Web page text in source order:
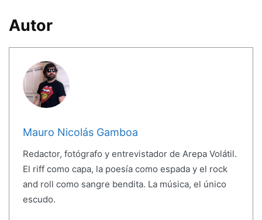
Autor
Mauro Nicolás Gamboa
Redactor, fotógrafo y entrevistador de Arepa Volátil.
El riff como capa, la poesía como espada y el rock
and roll como sangre bendita. La música, el único
escudo.